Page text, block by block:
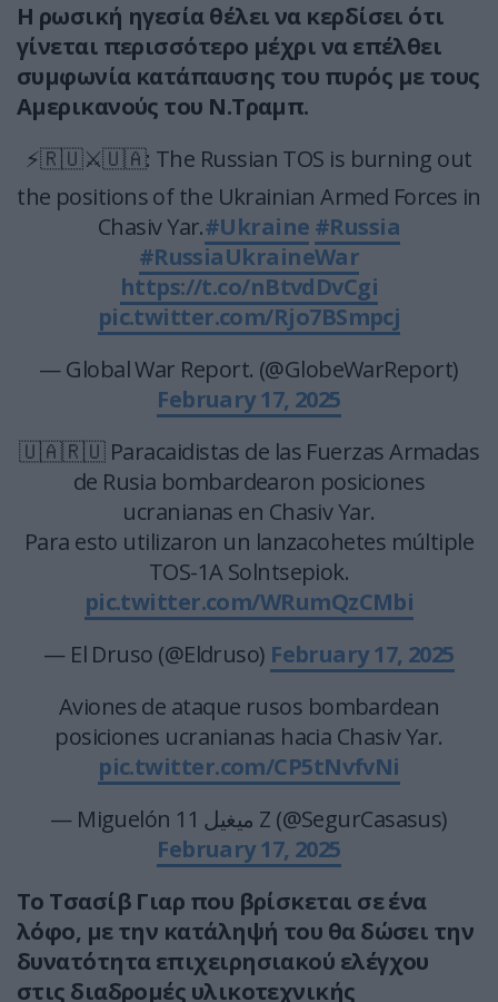
Η ρωσική ηγεσία θέλει να κερδίσει ότι
γίνεται περισσότερο μέχρι να επέλθει
συμφωνία κατάπαυσης του πυρός με τους
Αμερικανούς του Ν.Τραμπ.
⚡️🇷🇺⚔️🇺🇦: The Russian TOS is burning out
the positions of the Ukrainian Armed Forces in
Chasiv Yar.#Ukraine #Russia
#RussiaUkraineWar
https://t.co/nBtvdDvCgi
pic.twitter.com/Rjo7BSmpcj
— Global War Report. (@GlobeWarReport)
February 17, 2025
🇺🇦🇷🇺 Paracaidistas de las Fuerzas Armadas
de Rusia bombardearon posiciones
ucranianas en Chasiv Yar.
Para esto utilizaron un lanzacohetes múltiple
TOS-1A Solntsepiok.
pic.twitter.com/WRumQzCMbi
— El Druso (@Eldruso) February 17, 2025
Aviones de ataque rusos bombardean
posiciones ucranianas hacia Chasiv Yar.
pic.twitter.com/CP5tNvfvNi
— Miguelón 11 ميغيل Z (@SegurCasasus)
February 17, 2025
Το Τσασίβ Γιαρ που βρίσκεται σε ένα
λόφο, με την κατάληψή του θα δώσει την
δυνατότητα επιχειρησιακού ελέγχου
στις διαδρομές υλικοτεχνικής